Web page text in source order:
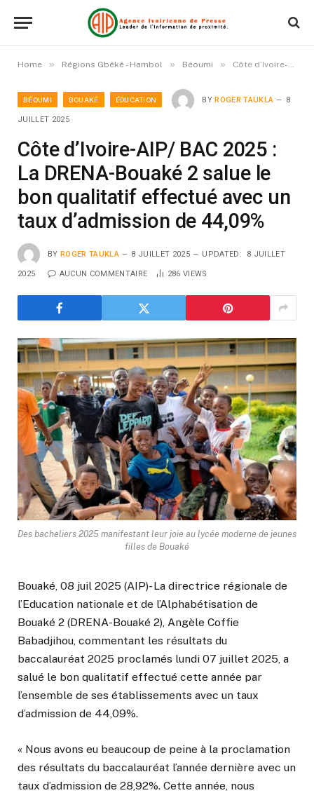
Home » Régions Gbêkê - Hambol » Béoumi » Côte d’Ivoire-AIP/ BAC 2025 : La DRENA-Bouaké 2 salue le bon qualitatif effectué avec un taux d’admission de 44,09%
BÉOUMI BOUAKÉ ÉDUCATION BY ROGER TAUKLA 8
JUILLET 2025
Côte d’Ivoire-AIP/ BAC 2025 :
La DRENA-Bouaké 2 salue le
bon qualitatif effectué avec un
taux d’admission de 44,09%
BY ROGER TAUKLA 8 JUILLET 2025 UPDATED: 8 JUILLET
2025 AUCUN COMMENTAIRE 286 VIEWS
Des bacheliers 2025 manifestant leur joie au lycée moderne de jeunes
filles de Bouaké
Bouaké, 08 juil 2025 (AIP)- La directrice régionale de
l’Education nationale et de l’Alphabétisation de
Bouaké 2 (DRENA-Bouaké 2), Angèle Coffie
Babadjihou, commentant les résultats du
baccalauréat 2025 proclamés lundi 07 juillet 2025, a
salué le bon qualitatif effectué cette année par
l’ensemble de ses établissements avec un taux
d’admission de 44,09%.
« Nous avons eu beaucoup de peine à la proclamation
des résultats du baccalauréat l’année dernière avec un
taux d’admission de 28,92%. Cette année, nous